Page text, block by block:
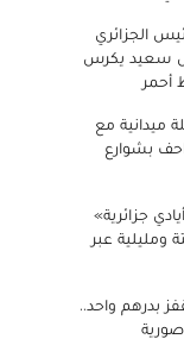
الجزائري
سعيد يكرس
أحمر
ميدانية مع
بشوارع
جزائرية»
ومليلية عبر
بدرهم واحد..